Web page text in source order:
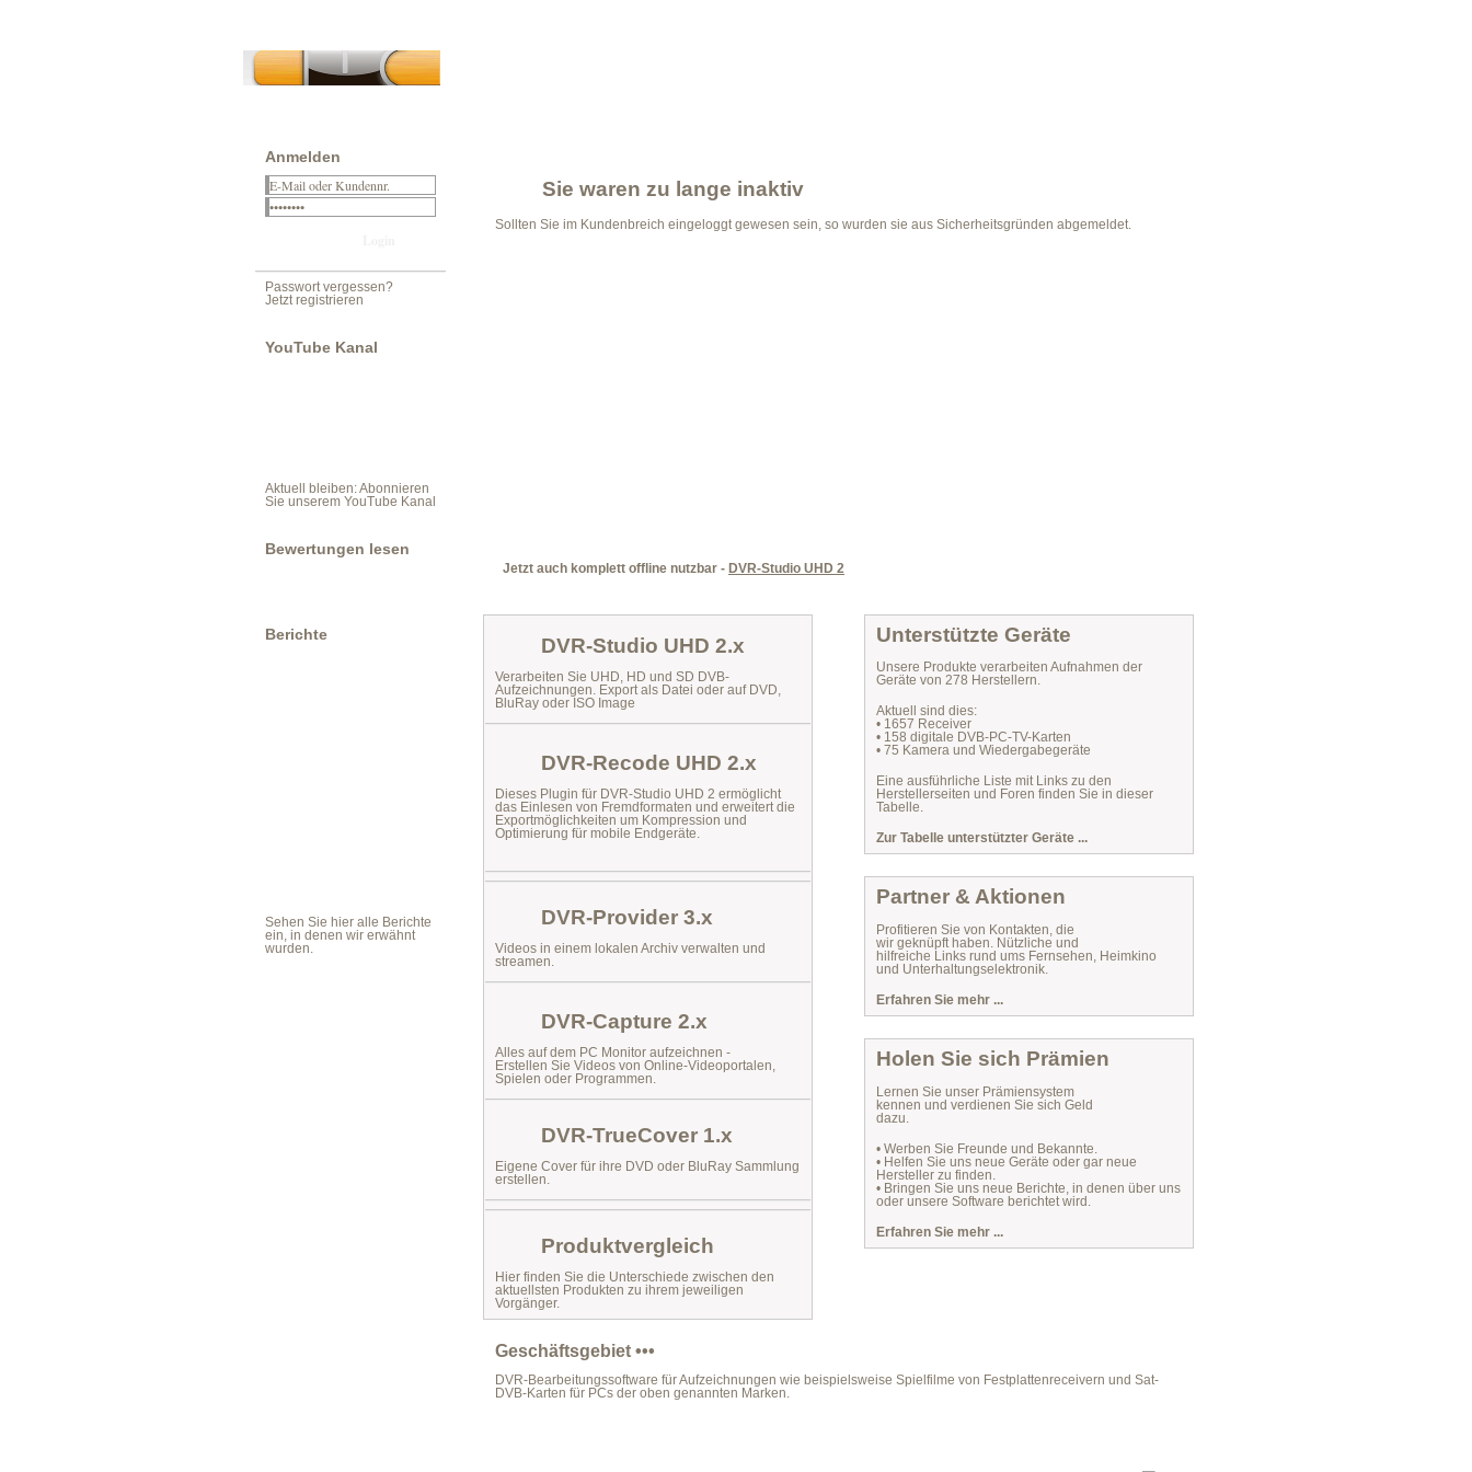
Anmelden
Passwort vergessen?
Jetzt registrieren
YouTube Kanal
Aktuell bleiben: Abonnieren
Sie unserem YouTube Kanal
Bewertungen lesen
Berichte
Sehen Sie hier alle Berichte
ein, in denen wir erwähnt
wurden.
Sie waren zu lange inaktiv
Sollten Sie im Kundenbreich eingeloggt gewesen sein, so wurden sie aus Sicherheitsgründen abgemeldet.
Jetzt auch komplett offline nutzbar - DVR-Studio UHD 2
DVR-Studio UHD 2.x
Verarbeiten Sie UHD, HD und SD DVB-
Aufzeichnungen. Export als Datei oder auf DVD,
BluRay oder ISO Image
DVR-Recode UHD 2.x
Dieses Plugin für DVR-Studio UHD 2 ermöglicht
das Einlesen von Fremdformaten und erweitert die
Exportmöglichkeiten um Kompression und
Optimierung für mobile Endgeräte.
DVR-Provider 3.x
Videos in einem lokalen Archiv verwalten und
streamen.
DVR-Capture 2.x
Alles auf dem PC Monitor aufzeichnen -
Erstellen Sie Videos von Online-Videoportalen,
Spielen oder Programmen.
DVR-TrueCover 1.x
Eigene Cover für ihre DVD oder BluRay Sammlung
erstellen.
Produktvergleich
Hier finden Sie die Unterschiede zwischen den
aktuellsten Produkten zu ihrem jeweiligen
Vorgänger.
Unterstützte Geräte
Unsere Produkte verarbeiten Aufnahmen der
Geräte von 278 Herstellern.
Aktuell sind dies:
• 1657 Receiver
• 158 digitale DVB-PC-TV-Karten
• 75 Kamera und Wiedergabegeräte
Eine ausführliche Liste mit Links zu den
Herstellerseiten und Foren finden Sie in dieser
Tabelle.
Zur Tabelle unterstützter Geräte ...
Partner & Aktionen
Profitieren Sie von Kontakten, die
wir geknüpft haben. Nützliche und
hilfreiche Links rund ums Fernsehen, Heimkino
und Unterhaltungselektronik.
Erfahren Sie mehr ...
Holen Sie sich Prämien
Lernen Sie unser Prämiensystem
kennen und verdienen Sie sich Geld
dazu.
• Werben Sie Freunde und Bekannte.
• Helfen Sie uns neue Geräte oder gar neue
Hersteller zu finden.
• Bringen Sie uns neue Berichte, in denen über uns
oder unsere Software berichtet wird.
Erfahren Sie mehr ...
Geschäftsgebiet •••
DVR-Bearbeitungssoftware für Aufzeichnungen wie beispielsweise Spielfilme von Festplattenreceivern und Sat-
DVB-Karten für PCs der oben genannten Marken.